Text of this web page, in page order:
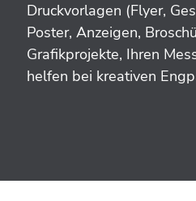
Druckvorlagen (Flyer,
Poster, Anzeigen,
Grafikprojekte, Ihren
helfen bei kreativen